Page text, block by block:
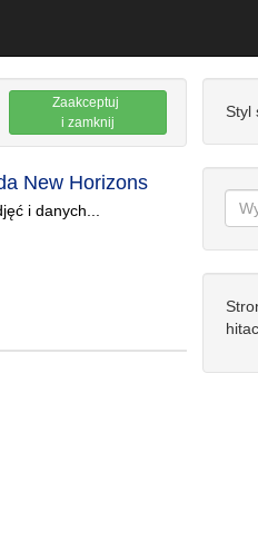
Zaakceptuj
i zamknij
New Horizons
i danych...
Styl